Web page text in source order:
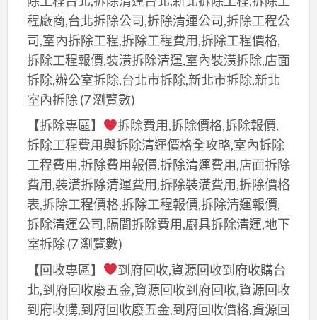
339
(CH-
263)
程廠商,台北拆除公司,拆除清運公司,拆除工程公
司,室內拆除工程,拆除工程費用,拆除工程價格,
拆除工程報價,裝潢拆除清運,室內裝潢拆除,店面
拆除,辦公室拆除,台北市拆除,新北市拆除,新北
室內拆除(7 瀏覽數)
【拆除專區】
拆除費用,拆除價格,拆除報價,
拆除工程費用與拆除清運價格全攻略,室內拆除
工程費用,拆除費用報價,拆除清運費用,店面拆除
費用,裝潢拆除清運費用,拆除裝潢費用,拆除價格
表,拆除工程價格,拆除工程報價,拆除清運報價,
拆除清運公司,隔間拆除費用,廚具拆除清運,地下
室拆除(7 瀏覽數)
【回收專區】
到府回收,資源回收到府收購台
北,到府回收廢五金,資源回收到府回收,資源回收
到府收購,到府回收廢五金,到府回收價格,資源回